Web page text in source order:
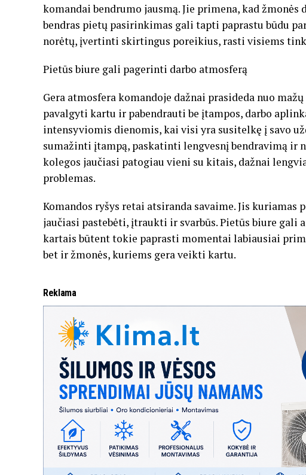
komandai bendrumo jausmą. Jie primena, kad
bendras pietų pasirinkimas gali tapti paprastu būdu
norėtų, įvertinti skirtingus poreikius, rasti visiems
Pietūs biure gali pagerinti darbo atmosferą
Gera atmosfera komandoje dažnai prasideda nuo
pavalgyti kartu ir pabendrauti be įtampos, darbo
intensyviomis dienomis, kai visi yra susitelkę į savo
sumažinti įtampą, paskatinti lengvesnį bendravimą ir
kolegos jaučiasi patogiau vieni su kitais, dažnai
problemas.
Komandos ryšys retai atsiranda savaime. Jis
jaučiasi pastebėti, įtraukti ir svarbūs. Pietūs biure gali
kartais būtent tokie paprasti momentai labiausiai
bet ir žmonės, kuriems gera veikti kartu.
Reklama